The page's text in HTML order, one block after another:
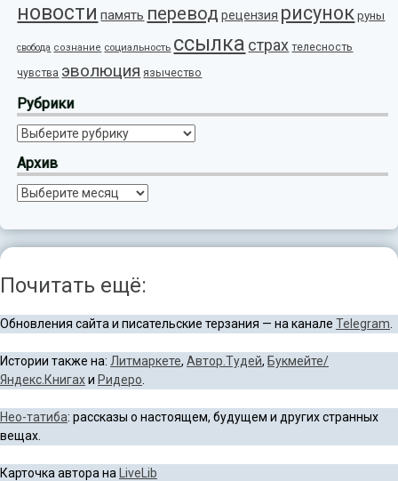
новости память перевод рецензия рисунок руны
свобода сознание социальность ссылка страх телесность
чувства эволюция язычество
Рубрики
Рубрики
Архив
Архив
Почитать ещё:
Обновления сайта и писательские терзания — на канале Telegram
Истории также на: Литмаркете, Автор.Тудей, Букмейте/
Яндекс.Книгахи Ридеро
Нео-татиба: рассказы о настоящем, будущем и других странных
вещах.
Карточка автора на LiveLib